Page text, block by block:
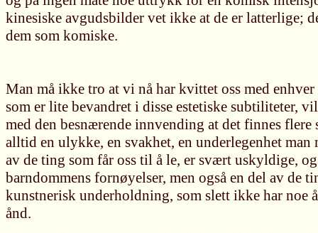
kinesiske avgudsbilder vet ikke at de er latterlige;
dem som komiske.
Man må ikke tro at vi nå har kvittet oss med
som er lite bevandret i disse estetiske subtiliteter,
med den besnærende innvending at det finnes flere
alltid en ulykke, en svakhet, en underlegenhet man
av de ting som får oss til å le, er svært uskyldige,
barndommens fornøyelser, men også en del av de
kunstnerisk underholdning, som slett ikke har noe
ånd.